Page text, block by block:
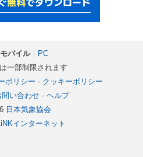
モバイル｜ PC
一部制限されます
ポリシー - クッキーポリシー
問い合わせ- ヘルプ
日本気象協会
インターネット